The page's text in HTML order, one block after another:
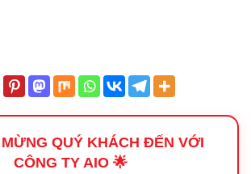
QUÝ KHÁCH ĐẾN VỚI
CÔNG TY AIO 🌟